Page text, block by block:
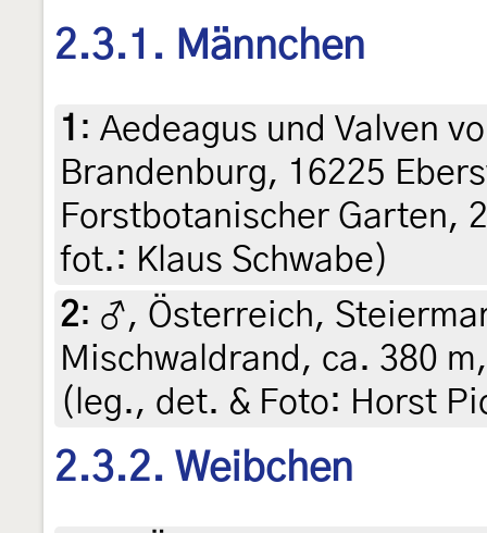
2.3.1. Männchen
1 : Aedeagus und Valven
Brandenburg, 16225
Forstbotanischer Garten,
fot.: Klaus Schwabe)
2: ♂, Österreich,
Mischwaldrand, ca. 380
(leg., det. & Foto: Horst
2.3.2. Weibchen